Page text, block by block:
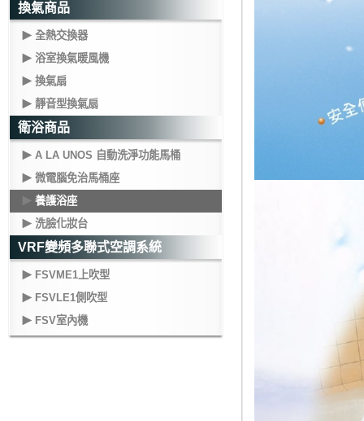
換氣商品
全熱交換器
浴室換氣暖風機
換氣扇
靜音型換氣扇
衛浴商品
A LA UNOS 自動洗淨功能馬桶
微電腦免治馬桶座
養護浴座
洗臉化妝台
VRF變頻多聯式空調系統
FSVME1上吹型
FSVLE1側吹型
FSV室內機